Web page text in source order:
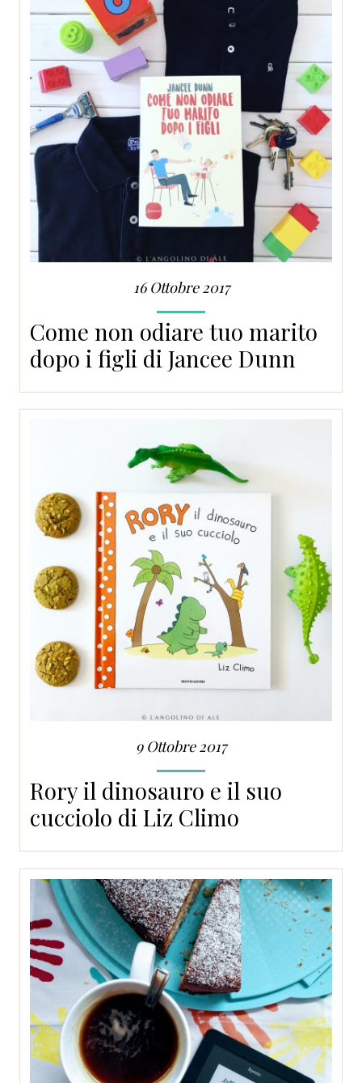
16 Ottobre 2017
Come non odiare tuo marito
dopo i figli di Jancee Dunn
9 Ottobre 2017
Rory il dinosauro e il suo
cucciolo di Liz Climo